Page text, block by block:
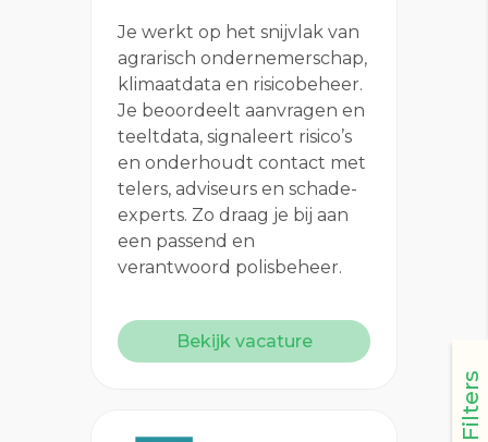
Filters
Je werkt op het snijvlak van
agrarisch ondernemerschap,
klimaatdata en risicobeheer.
Je beoordeelt aanvragen en
teeltdata, signaleert risico’s
en onderhoudt contact met
telers, adviseurs en schade-
experts. Zo draag je bij aan
een passend en
verantwoord polisbeheer.
Bekijk vacature